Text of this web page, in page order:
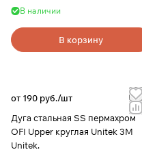
В наличии
В корзину
от 190 руб./шт
Дуга стальная SS пермахром
OFI Upper круглая Unitek 3М
Unitek.